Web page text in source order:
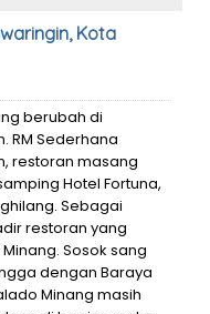
Kota
berubah di
RM Sederhana
restoran masang
Hotel Fortuna,
Sebagai
restoran yang
Sosok sang
dengan Baraya
Minang masih